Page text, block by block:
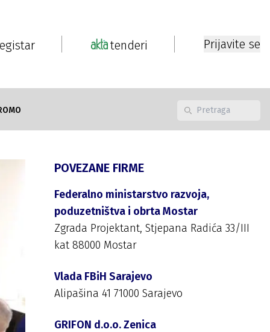
tenderi Prijavite se
POVEZANE FIRME
Federalno ministarstvo razvoja,
poduzetništva i obrta Mostar
Zgrada Projektant, Stjepana Radića 33/III
kat 88000 Mostar
Vlada FBiH Sarajevo
Alipašina 41 71000 Sarajevo
GRIFON d.o.o. Zenica